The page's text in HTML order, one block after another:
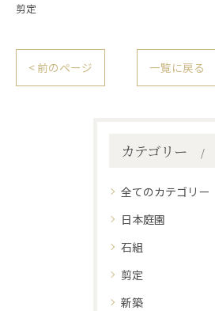
剪定
< 前のページ 一覧に戻る
カテゴリー
全てのカテゴリー
日本庭園
石組
剪定
新築